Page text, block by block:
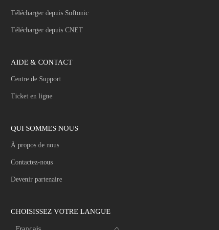
Télécharger depuis Softonic
Télécharger depuis CNET
AIDE & CONTACT
Centre de Support
Ticket en ligne
QUI SOMMES NOUS
À propos de nous
Contactez-nous
Devenir partenaire
CHOISISSEZ VOTRE LANGUE